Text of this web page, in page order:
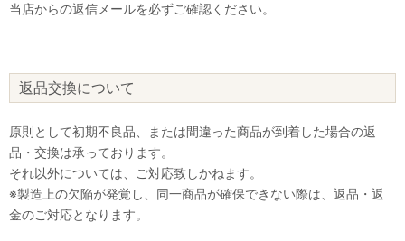
当店からの返信メールを必ずご確認ください。
返品交換について
原則として初期不良品、または間違った商品が到着した場合の返
品・交換は承っております。
それ以外については、ご対応致しかねます。
※製造上の欠陥が発覚し、同一商品が確保できない際は、返品・返
金のご対応となります。